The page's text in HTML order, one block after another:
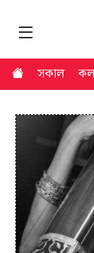
সকাল